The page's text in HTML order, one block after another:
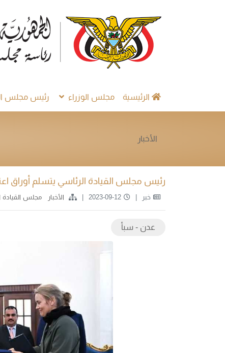
الرئيسية مجلس الوزراء رئيس مجلس
الأخبار
رئيس مجلس القيادة الرئاسي يتسلم أوراق
خبر 2023-09-12 الأخبار مجلس القيادة
عدن - سبأ